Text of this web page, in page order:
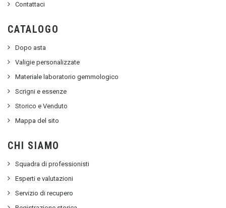
Contattaci
CATALOGO
Dopo asta
Valigie personalizzate
Materiale laboratorio gemmologico
Scrigni e essenze
Storico e Venduto
Mappa del sito
CHI SIAMO
Squadra di professionisti
Esperti e valutazioni
Servizio di recupero